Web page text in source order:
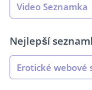
Video Seznamka
Nejlepší
Erotické webové